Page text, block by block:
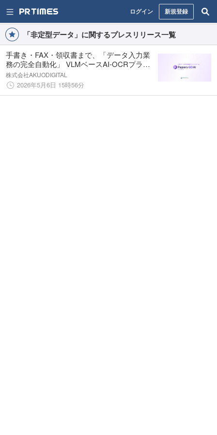
ログイン 新規登録
「非定型データ」に関するプレスリリース一覧
手書き・FAX・領収書まで、「データ入力業
務の完全自動化」 VLMベースAI-OCRプラッ
トフォーム「Papers GO AI」提供開始
株式会社AKUODIGITAL
2026年5月6日 15時56分